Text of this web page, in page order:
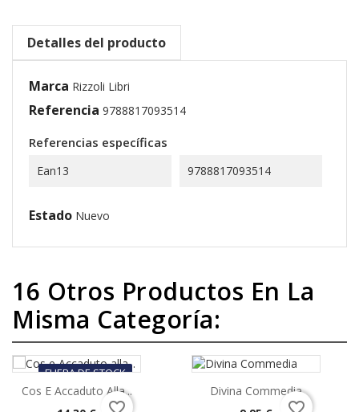
Detalles del producto
Marca Rizzoli Libri
Referencia 9788817093514
Referencias específicas
Ean13 9788817093514
Estado Nuevo
16 Otros Productos En La
Misma Categoría:
FUERA DE STOCK
Cos E Accaduto Alla...
favorite_border
Divina Commedia
favorite_border